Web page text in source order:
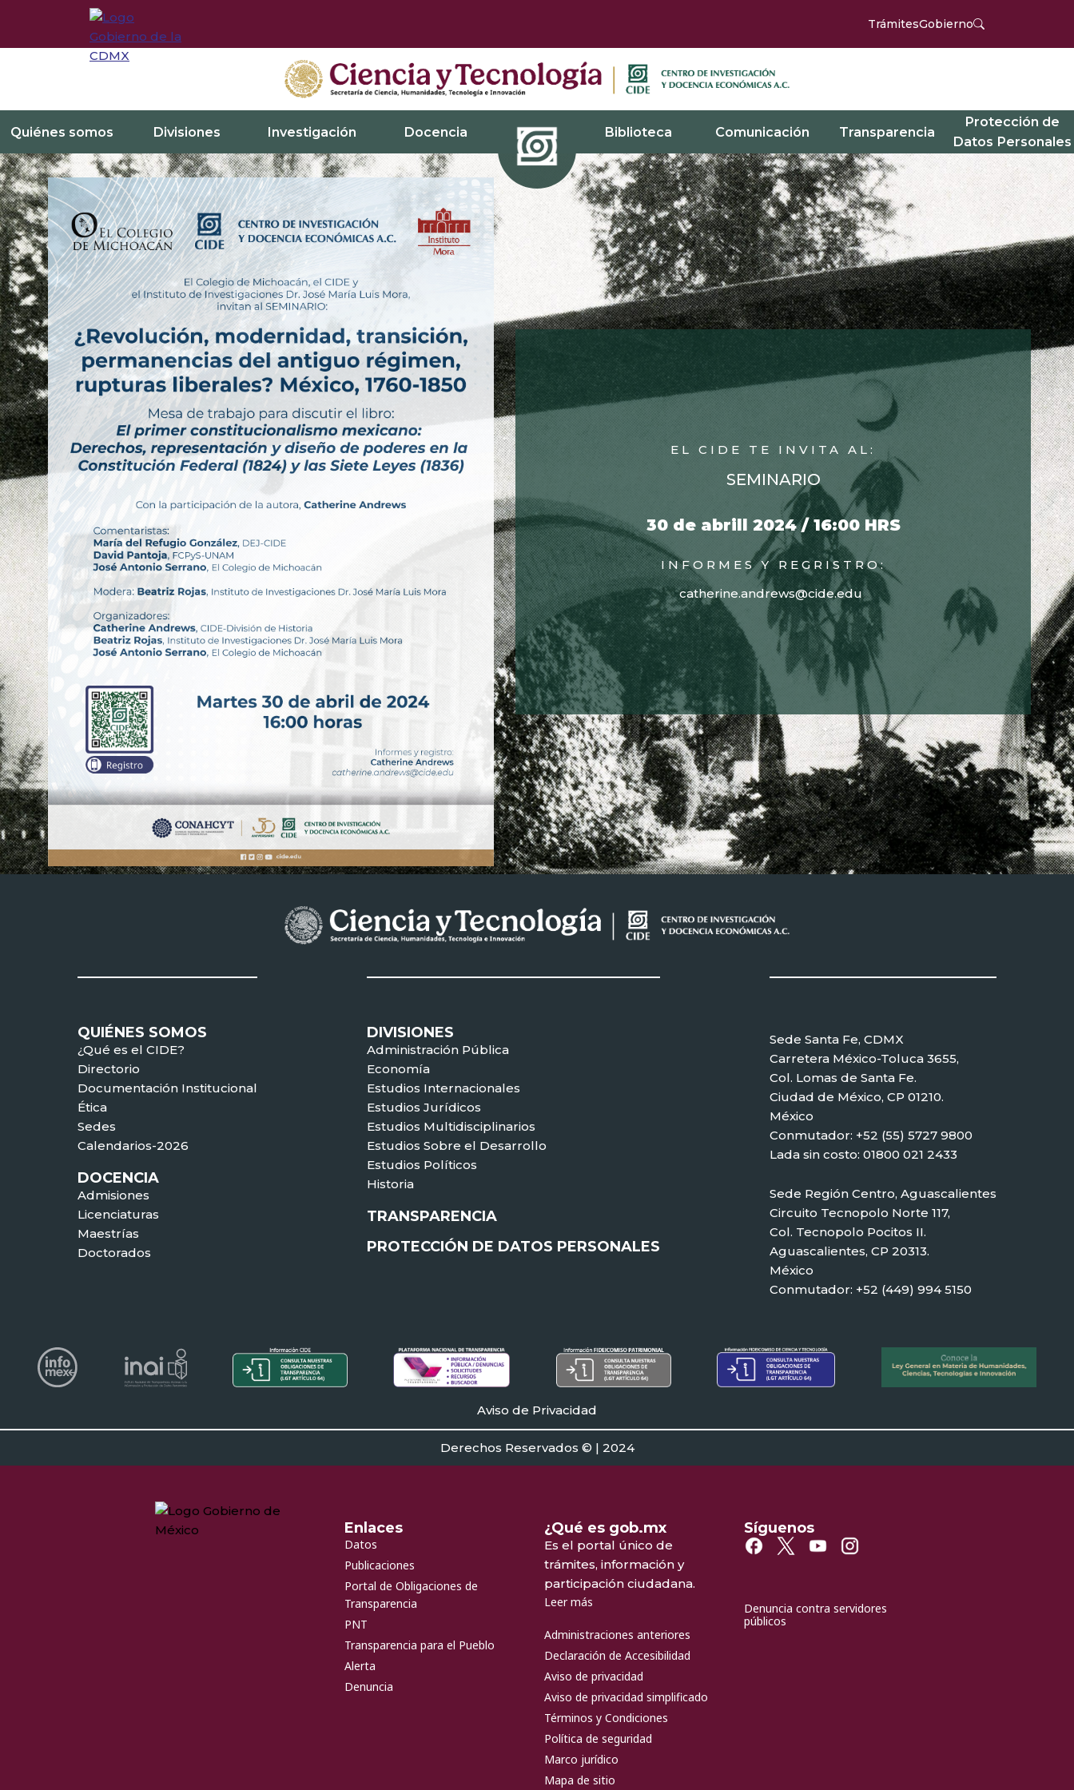
TrámitesGobierno
Quiénes somos Divisiones Investigación Docencia Biblioteca Comunicación Transparencia
Protección de
Datos Personales
EL CIDE TE INVITA AL:
SEMINARIO
30 de abrill 2024 / 16:00 HRS
INFORMES Y REGRISTRO:
catherine.andrews@cide.edu
QUIÉNES SOMOS
¿Qué es el CIDE?
Directorio
Documentación Institucional
Ética
Sedes
Calendarios-2026
DOCENCIA
Admisiones
Licenciaturas
Maestrías
Doctorados
DIVISIONES
Administración Pública
Economía
Estudios Internacionales
Estudios Jurídicos
Estudios Multidisciplinarios
Estudios Sobre el Desarrollo
Estudios Políticos
Historia
TRANSPARENCIA
PROTECCIÓN DE DATOS PERSONALES
Sede Santa Fe, CDMX
Carretera México-Toluca 3655,
Col. Lomas de Santa Fe.
Ciudad de México, CP 01210.
México
Conmutador: +52 (55) 5727 9800
Lada sin costo: 01800 021 2433
Sede Región Centro, Aguascalientes
Circuito Tecnopolo Norte 117,
Col. Tecnopolo Pocitos II.
Aguascalientes, CP 20313.
México
Conmutador: +52 (449) 994 5150
Aviso de Privacidad
Derechos Reservados © | 2024
Enlaces
Datos
Publicaciones
Portal de Obligaciones de
Transparencia
PNT
Transparencia para el Pueblo
Alerta
Denuncia
¿Qué es gob.mx
Es el portal único de
trámites, información y
participación ciudadana.
Leer más
Administraciones anteriores
Declaración de Accesibilidad
Aviso de privacidad
Aviso de privacidad simplificado
Términos y Condiciones
Política de seguridad
Marco jurídico
Mapa de sitio
Síguenos
Denuncia contra servidores
públicos